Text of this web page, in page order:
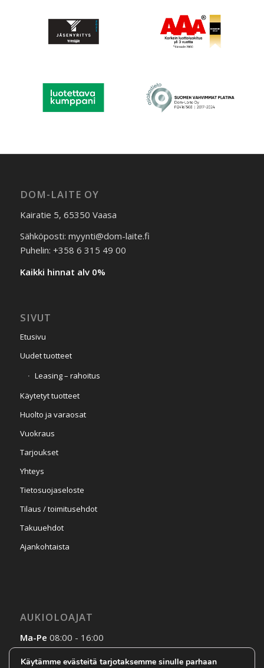
DOM-LAITE OY
Kairatie 5, 65350 Vaasa
Sähköposti: myynti@dom-laite.fi
Puhelin: +358 6 315 49 00
Kaikki hinnat alv 0%
SIVUT
Etusivu
Uudet tuotteet
Leasing – rahoitus
Käytetyt tuotteet
Huolto ja varaosat
Vuokraus
Tarjoukset
Yhteys
Tietosuojaseloste
Tilaus / toimitusehdot
Takuuehdot
Ajankohtaista
AUKIOLOAJAT
Ma-Pe 08:00 - 16:00
La-SuSopimuksen mukaan
Käytämme evästeitä tarjotaksemme sinulle parhaan